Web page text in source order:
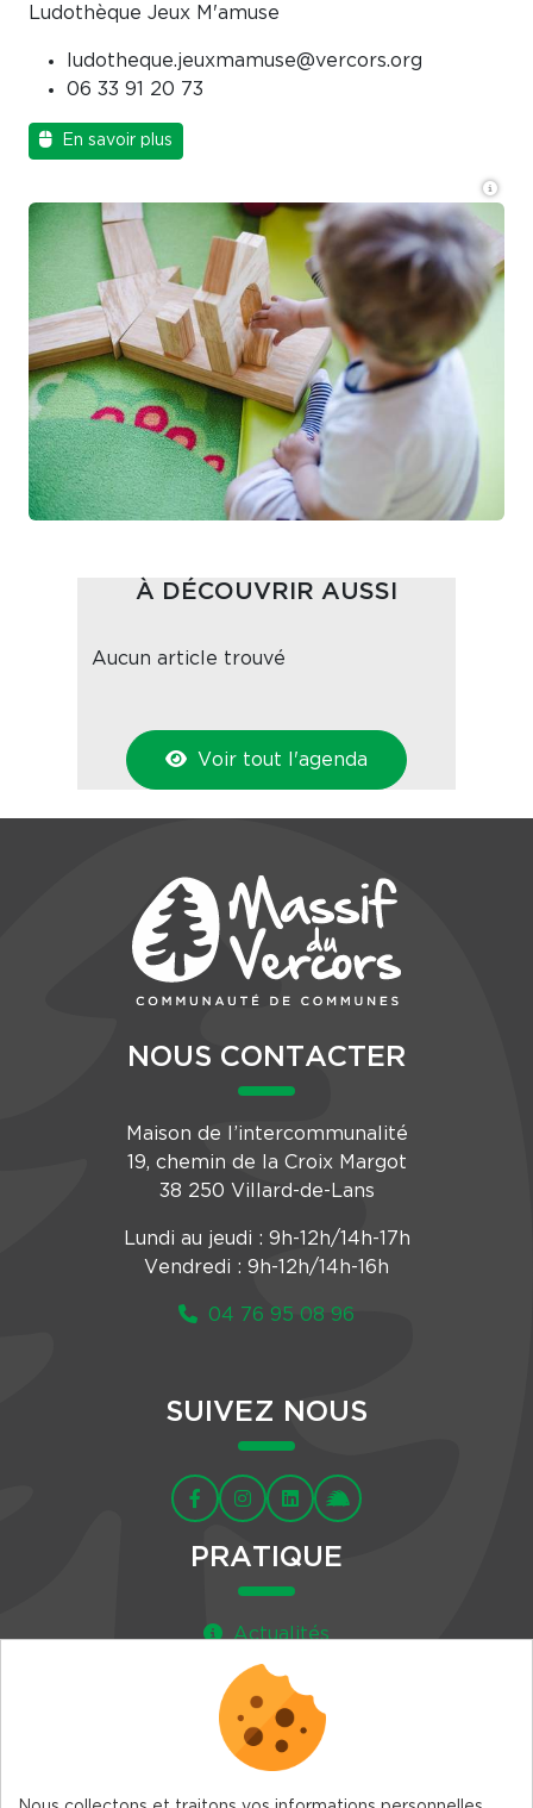
Ludothèque Jeux M'amuse
ludotheque.jeuxmamuse@vercors.org
06 33 91 20 73
En savoir plus
À DÉCOUVRIR AUSSI
Aucun article trouvé
Voir tout l'agenda
NOUS CONTACTER
Maison de l’intercommunalité
19, chemin de la Croix Margot
38 250 Villard-de-Lans
Lundi au jeudi : 9h-12h/14h-17h
Vendredi : 9h-12h/14h-16h
04 76 95 08 96
SUIVEZ NOUS
PRATIQUE
Actualités
Agenda
Newsletter